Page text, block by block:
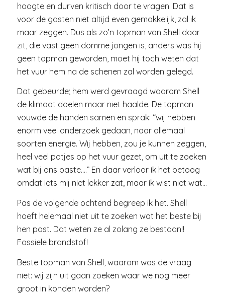
hoogte en durven kritisch door te vragen. Dat is
voor de gasten niet altijd even gemakkelijk, zal ik
maar zeggen. Dus als zo’n topman van Shell daar
zit, die vast geen domme jongen is, anders was hij
geen topman geworden, moet hij toch weten dat
het vuur hem na de schenen zal worden gelegd.
Dat gebeurde; hem werd gevraagd waarom Shell
de klimaat doelen maar niet haalde. De topman
vouwde de handen samen en sprak: “wij hebben
enorm veel onderzoek gedaan, naar allemaal
soorten energie. Wij hebben, zou je kunnen zeggen,
heel veel potjes op het vuur gezet, om uit te zoeken
wat bij ons paste….” En daar verloor ik het betoog
omdat iets mij niet lekker zat, maar ik wist niet wat…
Pas de volgende ochtend begreep ik het. Shell
hoeft helemaal niet uit te zoeken wat het beste bij
hen past. Dat weten ze al zolang ze bestaan!!
Fossiele brandstof!
Beste topman van Shell, waarom was de vraag
niet: wij zijn uit gaan zoeken waar we nog meer
groot in konden worden?